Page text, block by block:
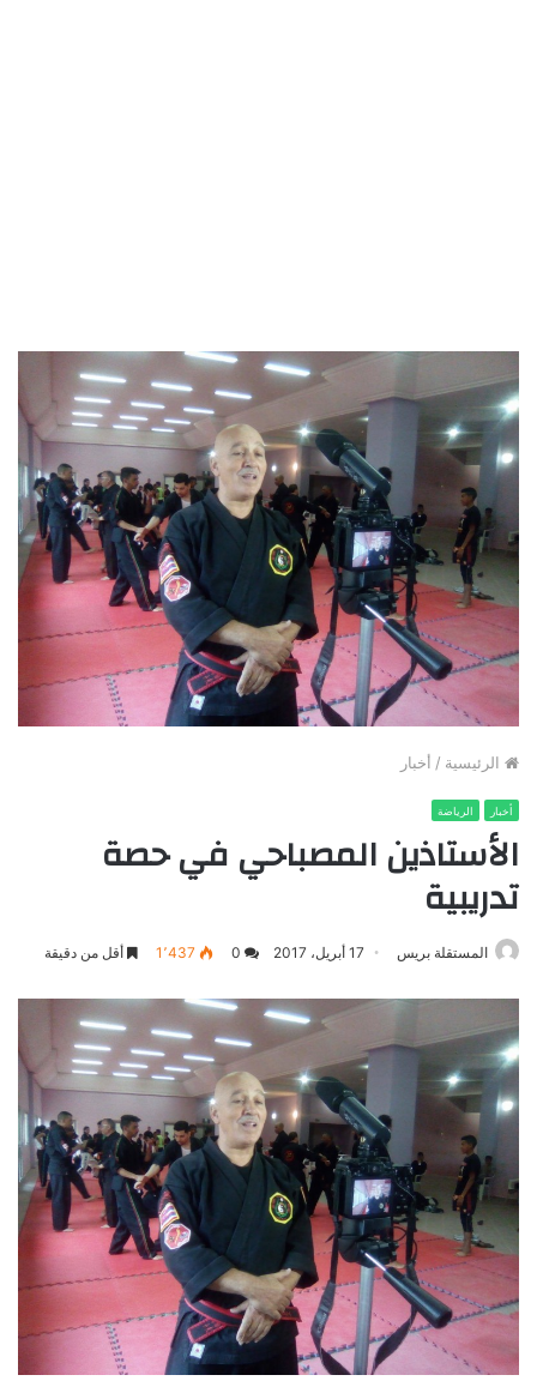
الرئيسية / أخبار
أخبار الرياضة
الأستاذين المصباحي في حصة
تدريبية
المستقلة بريس 17 أبريل، 2017 0 1٬437 أقل من دقيقة